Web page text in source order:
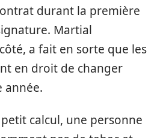
durant la première
Martial
a fait en sorte que les
en droit de changer
année.
petit calcul, une personne